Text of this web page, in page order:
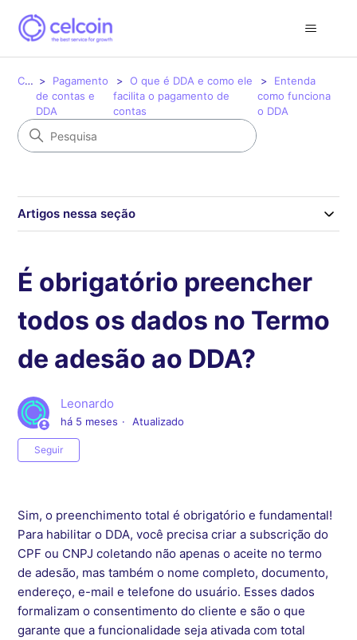
Celcoin
Pagamento
de contas e
DDA
O que é DDA e como ele
facilita o pagamento de
contas
Entenda
como funciona
o DDA
Artigos nessa seção
É obrigatório preencher
todos os dados no Termo
de adesão ao DDA?
Leonardo
há 5 meses Atualizado
Seguir
Sim, o preenchimento total é obrigatório e fundamental!
Para habilitar o DDA, você precisa criar a subscrição do
CPF ou CNPJ coletando não apenas o aceite no termo
de adesão, mas também o nome completo, documento,
endereço, e-mail e telefone do usuário. Esses dados
formalizam o consentimento do cliente e são o que
garante que a funcionalidade seja ativada com total